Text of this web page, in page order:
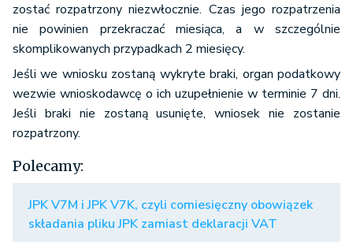
zostać rozpatrzony niezwłocznie. Czas jego rozpatrzenia
nie powinien przekraczać miesiąca, a w szczególnie
skomplikowanych przypadkach 2 miesięcy.
Jeśli we wniosku zostaną wykryte braki, organ podatkowy
wezwie wnioskodawcę o ich uzupełnienie w terminie 7 dni.
Jeśli braki nie zostaną usunięte, wniosek nie zostanie
rozpatrzony.
Polecamy:
JPK V7M i JPK V7K, czyli comiesięczny obowiązek
składania pliku JPK zamiast deklaracji VAT